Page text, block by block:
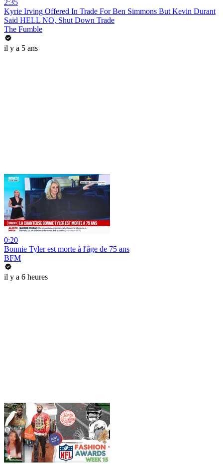
2:35
Kyrie Irving Offered In Trade For Ben Simmons But Kevin Durant
Said HELL NO, Shut Down Trade
The Fumble
il y a 5 ans
0:20
Bonnie Tyler est morte à l'âge de 75 ans
BFM
il y a 6 heures